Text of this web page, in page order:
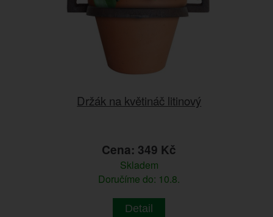
Držák na květináč litinový
Cena: 349 Kč
Skladem
Doručíme do: 10.8.
Detail